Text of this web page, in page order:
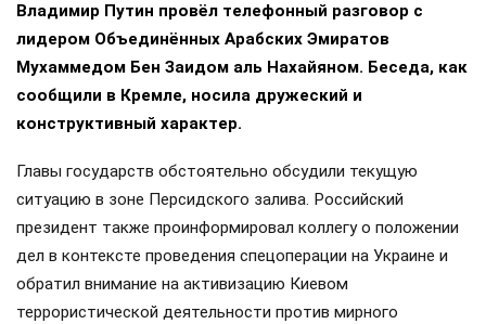
Владимир Путин провёл телефонный разговор с
лидером Объединённых Арабских Эмиратов
Мухаммедом Бен Заидом аль Нахайяном. Беседа, как
сообщили в Кремле, носила дружеский и
конструктивный характер.
Главы государств обстоятельно обсудили текущую
ситуацию в зоне Персидского залива. Российский
президент также проинформировал коллегу о положении
дел в контексте проведения спецоперации на Украине и
обратил внимание на активизацию Киевом
террористической деятельности против мирного